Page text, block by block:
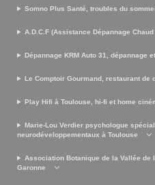
Somno Plus Santé, troubles du
A.D.C.F (Assistance Dépannage
Dépannage KRM Auto 31, dépannage
Le Comptoir Gourmand, restaurant de
Play Hifi à Toulouse, hi-fi et home
Marie-Lou Verdier psychologue
neurodéveloppementaux à Toulouse
Association Botanique de la Vallée de
Garonne